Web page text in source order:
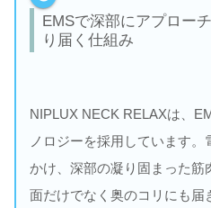
EMSで深部にアプロー
り届く仕組み
NIPLUX NECK RELAXは、
ノロジーを採用しています。
かけ、深部の凝り固まった筋
面だけでなく奥のコリにも